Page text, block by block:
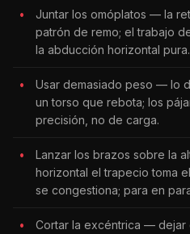
Juntar los omóplatos — la
patrón de remo; el trabajo
la abducción horizontal pura.
Usar demasiado peso — lo
un torso que rebota; los
precisión, no de carga.
Lanzar los brazos sobre la
horizontal el trapecio toma
se congestiona; para en
Cortar la excéntrica — dejar